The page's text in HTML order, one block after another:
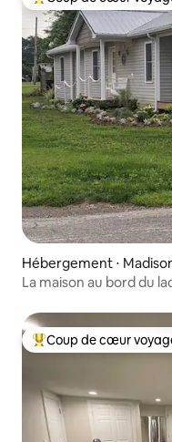
Coups de cœur
Hébergement ⋅
La maison au bord du
Coups de cœur
Coup de cœur